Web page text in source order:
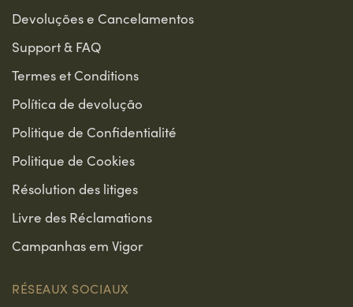
Devoluções e Cancelamentos
Support & FAQ
Termes et Conditions
Política de devolução
Politique de Confidentialité
Politique de Cookies
Résolution des litiges
Livre des Réclamations
Campanhas em Vigor
RÉSEAUX SOCIAUX